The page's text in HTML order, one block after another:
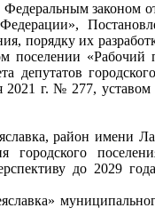
законом
порядку их
«Рабочий
депутатов
г. № 277, уставом
район имени
до 2029